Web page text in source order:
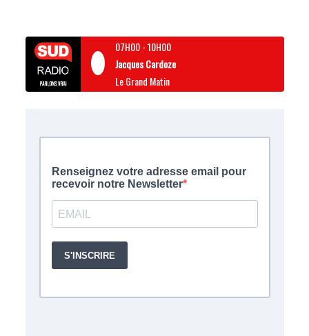
07H00-10H00
Jacques Cardoze
Le Grand Matin